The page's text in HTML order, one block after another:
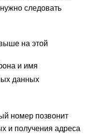
следовать
на этой
и имя
данных
номер позвонит
и получения адреса